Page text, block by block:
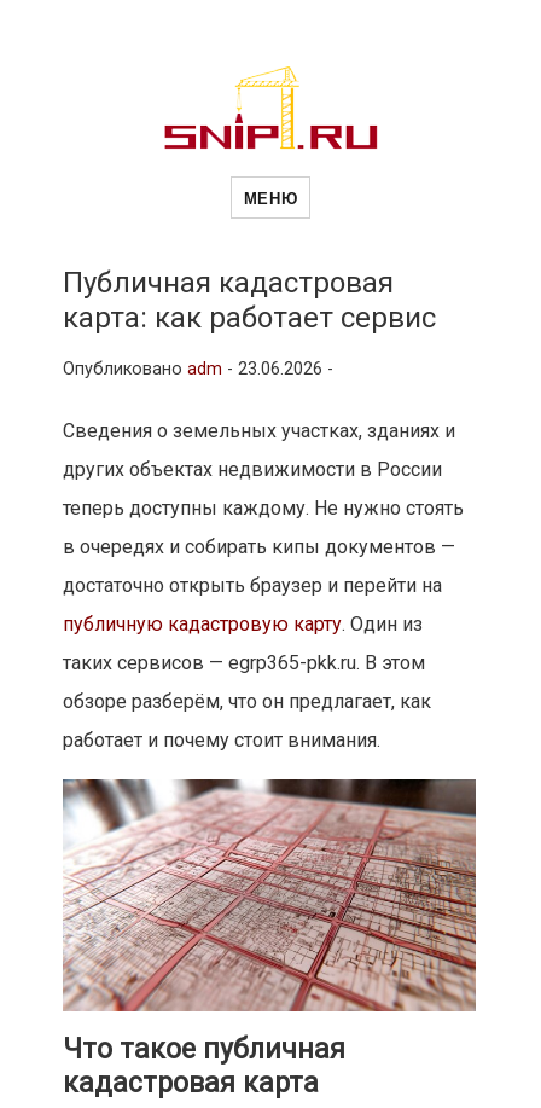
Новости
и
рубрики
МЕНЮ
Публичная кадастровая
карта: как работает сервис
Опубликовано adm - 23.06.2026 -
Сведения о земельных участках, зданиях и
других объектах недвижимости в России
теперь доступны каждому. Не нужно стоять
в очередях и собирать кипы документов —
достаточно открыть браузер и перейти на
публичную кадастровую карту. Один из
таких сервисов — egrp365-pkk.ru. В этом
обзоре разберём, что он предлагает, как
работает и почему стоит внимания.
Что такое публичная
кадастровая карта